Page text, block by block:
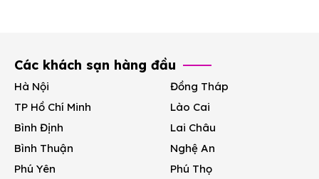
Các khách sạn hàng đầu
Hà Nội
TP Hồ Chí Minh
Bình Định
Bình Thuận
Phú Yên
Đồng Tháp
Lào Cai
Lai Châu
Nghệ An
Phú Thọ